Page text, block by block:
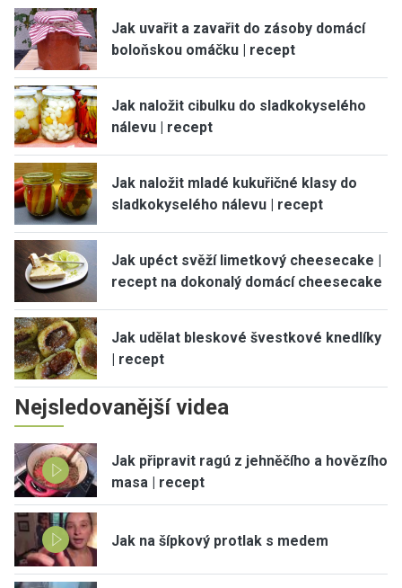
Jak uvařit a zavařit do zásoby domácí
boloňskou omáčku | recept
Jak naložit cibulku do sladkokyselého
nálevu | recept
Jak naložit mladé kukuřičné klasy do
sladkokyselého nálevu | recept
Jak upéct svěží limetkový cheesecake |
recept na dokonalý domácí cheesecake
Jak udělat bleskové švestkové knedlíky
| recept
Nejsledovanější videa
Jak připravit ragú z jehněčího a hovězího
masa | recept
Jak na šípkový protlak s medem